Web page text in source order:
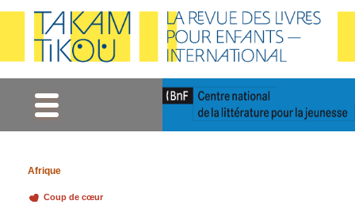
Afrique
Coup de cœur